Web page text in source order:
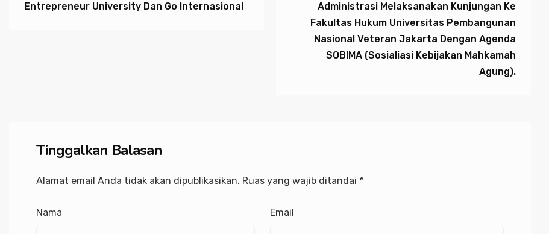
Entrepreneur University Dan Go Internasional
Administrasi Melaksanakan Kunjungan Ke
Fakultas Hukum Universitas Pembangunan
Nasional Veteran Jakarta Dengan Agenda
SOBIMA (Sosialiasi Kebijakan Mahkamah
Agung).
Tinggalkan Balasan
Alamat email Anda tidak akan dipublikasikan. Ruas yang wajib ditandai *
Nama Email